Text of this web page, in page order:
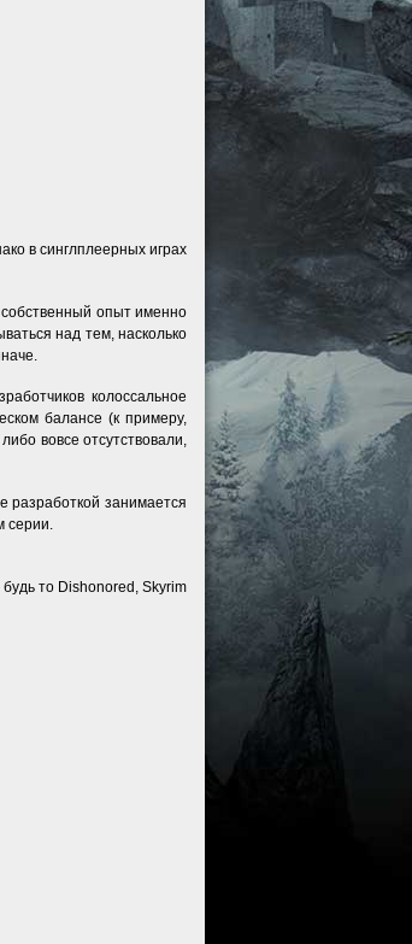
в синглплеерных играх
собственный опыт именно
над тем, насколько
колоссальное
балансе (к примеру,
вовсе отсутствовали,
разработкой занимается
серии.
то Dishonored, Skyrim